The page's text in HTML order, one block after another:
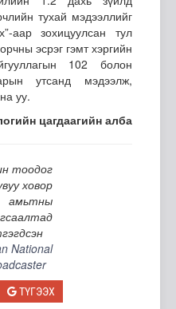
тухай мэдээллийг
аар зохицуулсан тул
эсрэг гэмт хэргийн
102 болон
утсанд мэдээлж,
уу.
цагдаагийн алба
тоодог
ховор
амьтны
National
ТҮГЭЭХ